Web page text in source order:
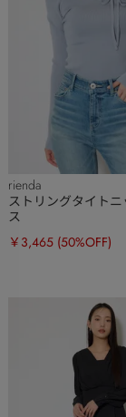
rienda
ストリングタイト
ス
￥3,465 (50%OFF)